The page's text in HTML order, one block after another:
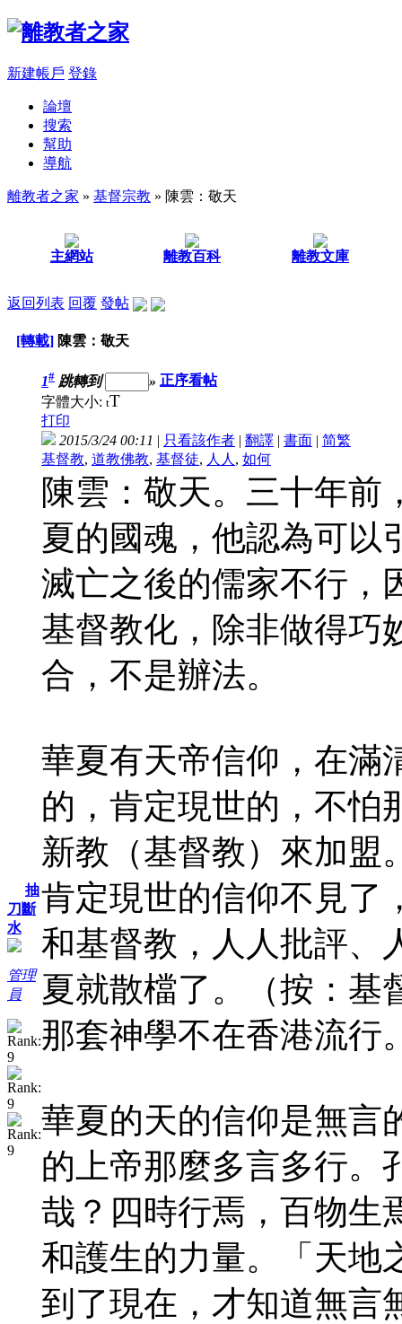
新建帳戶 登錄
論壇
搜索
幫助
導航
離教者之家 » 基督宗教 » 陳雲：敬天
主網站 離教百科 離教文庫
返回列表 回覆 發帖
[轉載] 陳雲：敬天
抽
刀斷
水
管理
員
1# 跳轉到 » 正序看帖
字體大小: tT
打印
2015/3/24 00:11 | 只看該作者 | 翻譯 | 書面 | 简繁
基督教, 道教佛教, 基督徒, 人人 , 如何
陳雲：敬天。三十年前
夏的國魂，他認為可以
滅亡之後的儒家不行，
基督教化，除非做得巧
合，不是辦法。
華夏有天帝信仰，在滿
的，肯定現世的，不怕
新教（基督教）來加盟
肯定現世的信仰不見了
和基督教，人人批評、
夏就散檔了。（按：基
那套神學不在香港流行
華夏的天的信仰是無言
的上帝那麼多言多行。
哉？四時行焉，百物生
和護生的力量。「天地
到了現在，才知道無言